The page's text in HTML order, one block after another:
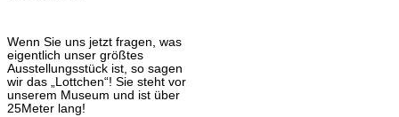
Wenn Sie uns jetzt fragen, was
eigentlich unser größtes
Ausstellungsstück ist, so sagen
wir das „Lottchen“! Sie steht vor
unserem Museum und ist über
25Meter lang!